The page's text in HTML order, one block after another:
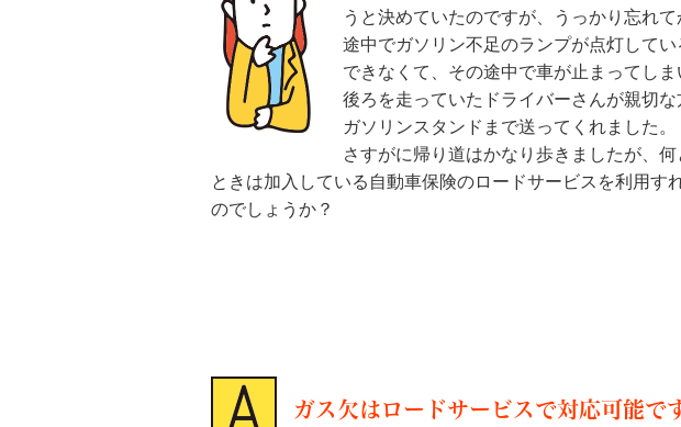
うと決めていたのですが、うっかり忘れ
途中でガソリン不足のランプが点灯して
できなくて、その途中で車が止まってしま
後ろを走っていたドライバーさんが親切
ガソリンスタンドまで送ってくれました。
さすがに帰り道はかなり歩きましたが、
ときは加入している自動車保険のロードサービスを利用
のでしょうか？
ガス欠はロードサービスで対応可能で